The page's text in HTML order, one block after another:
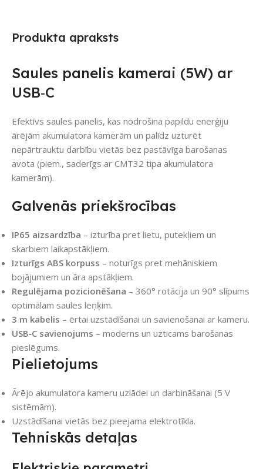
Produkta apraksts
Saules panelis kamerai (5W) ar
USB‑C
Efektīvs saules panelis, kas nodrošina papildu enerģiju
ārējām akumulatora kamerām un palīdz uzturēt
nepārtrauktu darbību vietās bez pastāvīga barošanas
avota (piem., saderīgs ar CMT32 tipa akumulatora
kamerām).
Galvenās priekšrocības
IP65 aizsardzība – izturība pret lietu, putekļiem un
skarbiem laikapstākļiem.
Izturīgs ABS korpuss – noturīgs pret mehāniskiem
bojājumiem un āra apstākļiem.
Regulējama pozicionēšana – 360° rotācija un 90° slīpums
optimālam saules leņķim.
3 m kabelis – ērtai uzstādīšanai un savienošanai ar kameru.
USB‑C savienojums – moderns un uzticams barošanas
pieslēgums.
Pielietojums
Ārējo akumulatora kameru uzlādei un darbināšanai (5 V
sistēmām).
Uzstādīšanai vietās bez pieejama elektrotīkla.
Tehniskās detaļas